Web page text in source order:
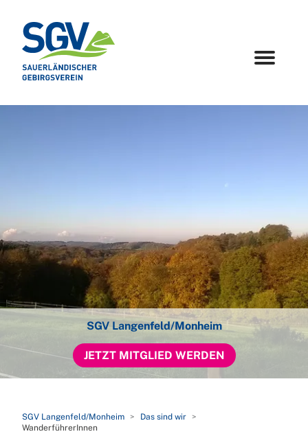
SGV Langenfeld/Monheim
JETZT MITGLIED WERDEN
SGV Langenfeld/Monheim
Das sind wir
WanderführerInnen